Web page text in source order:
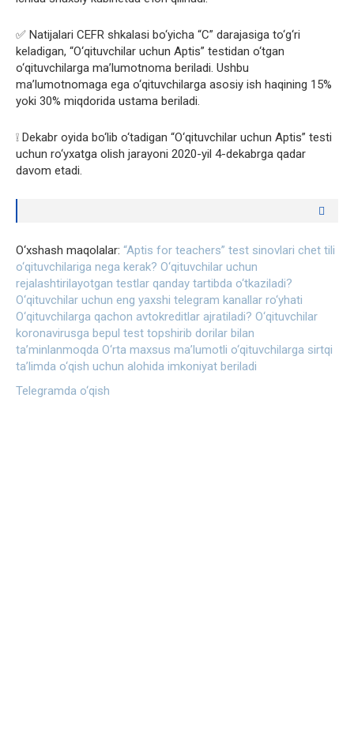
✅ Natijalari CEFR shkalasi bo‘yicha “C” darajasiga to‘g‘ri
keladigan, “O‘qituvchilar uchun Aptis” testidan o‘tgan
o‘qituvchilarga ma’lumotnoma beriladi. Ushbu
ma’lumotnomaga ega o‘qituvchilarga asosiy ish haqining 15%
yoki 30% miqdorida ustama beriladi.
❕ Dekabr oyida bo‘lib o‘tadigan “O‘qituvchilar uchun Aptis” testi
uchun ro‘yxatga olish jarayoni 2020-yil 4-dekabrga qadar
davom etadi.
O‘xshash maqolalar: “Aptis for teachers” test sinovlari chet tili
o‘qituvchilariga nega kerak? O‘qituvchilar uchun
rejalashtirilayotgan testlar qanday tartibda o‘tkaziladi?
O‘qituvchilar uchun eng yaxshi telegram kanallar ro‘yhati
O‘qituvchilarga qachon avtokreditlar ajratiladi? O‘qituvchilar
koronavirusga bepul test topshirib dorilar bilan
ta’minlanmoqda O‘rta maxsus ma’lumotli o‘qituvchilarga sirtqi
ta’limda o‘qish uchun alohida imkoniyat beriladi
Telegramda o‘qish